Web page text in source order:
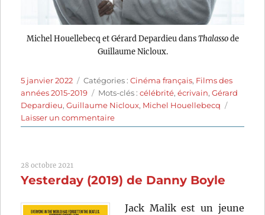
Michel Houellebecq et Gérard Depardieu dansThalassode
Guillaume Nicloux.
Publié
le
5 janvier 2022 Catégories
Catégories :Cinéma français, Films des
années 2015-2019
Étiquettes
Mots-clés :célébrité,écrivain,Gérard
Depardieu,Guillaume Nicloux, Michel Houellebecq
Laisser un commentairesur
Thalasso
Nicloux
28 octobre 2021
Yesterday (2019) de Danny Boyle
Jack Malik est un jeune